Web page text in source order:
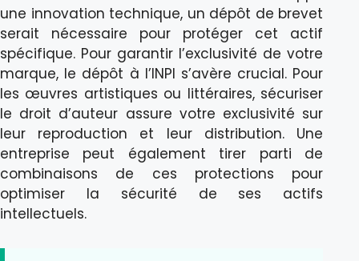
une innovation technique, un dépôt de brevet
serait nécessaire pour protéger cet actif
spécifique. Pour garantir l’exclusivité de votre
marque, le dépôt à l’INPI s’avère crucial. Pour
les œuvres artistiques ou littéraires, sécuriser
le droit d’auteur assure votre exclusivité sur
leur reproduction et leur distribution. Une
entreprise peut également tirer parti de
combinaisons de ces protections pour
optimiser la sécurité de ses actifs
intellectuels.